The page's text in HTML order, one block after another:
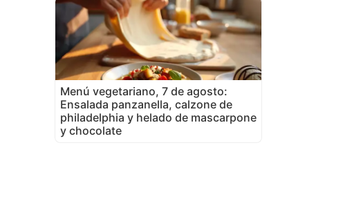
Menú vegetariano, 7 de agosto:
Ensalada panzanella, calzone de
philadelphia y helado de mascarpone
y chocolate